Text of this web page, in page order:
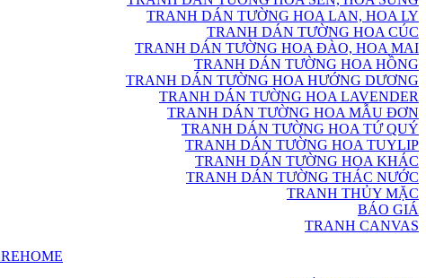
TRANH DÁN TƯỜNG HOA LAN, HOA LY
TRANH DÁN TƯỜNG HOA CÚC
TRANH DÁN TƯỜNG HOA ĐÀO, HOA MAI
TRANH DÁN TƯỜNG HOA HỒNG
TRANH DÁN TƯỜNG HOA HƯỚNG DƯƠNG
TRANH DÁN TƯỜNG HOA LAVENDER
TRANH DÁN TƯỜNG HOA MẪU ĐƠN
TRANH DÁN TƯỜNG HOA TỨ QUÝ
TRANH DÁN TƯỜNG HOA TUYLIP
TRANH DÁN TƯỜNG HOA KHÁC
TRANH DÁN TƯỜNG THÁC NƯỚC
TRANH THỦY MẶC
BÁO GIÁ
TRANH CANVAS